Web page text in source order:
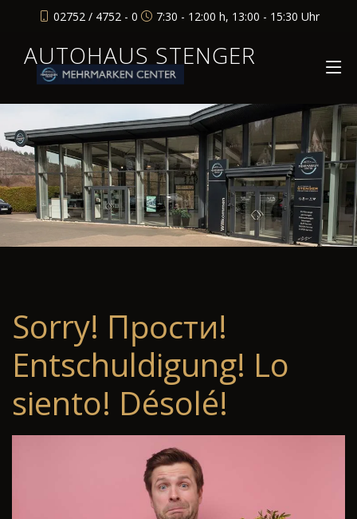
02752 / 4752 - 0 7:30 - 12:00 h, 13:00 - 15:30 Uhr
AUTOHAUS STENGER
Sorry! Прости!
Entschuldigung! Lo
siento! Désolé!